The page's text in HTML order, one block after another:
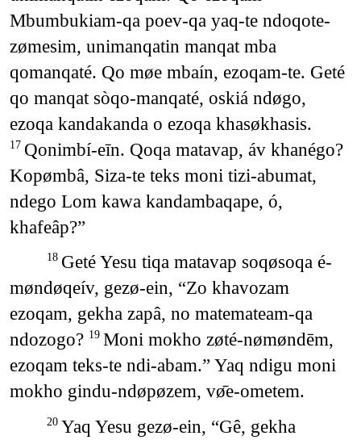
Mbumbukiam-qa poev-qa yaq-te ndoqote-
zømesim, unimanqatin manqat mba
qomanqaté. Qo møe mbaín, ezoqam-te. Geté
qo manqat sòqo-manqaté, oskiá ndøgo,
ezoqa kandakanda o ezoqa khasøkhasis.
17 Qonimbí-eīn. Qoqa matavap, áv khanégo?
Kopømbâ, Siza-te teks moni tizi-abumat,
ndego Lom kawa kandambaqape, ó,
khafeâp?”
18 Geté Yesu tiqa matavap soqøsoqa é-
møndøqeív, gezø-ein, “Zo khavozam
ezoqam, gekha zapâ, no matemateam-qa
ndozogo? 19 Moni mokho zøté-nømøndēm,
ezoqam teks-te ndi-abam.” Yaq ndigu moni
mokho gindu-ndøpøzem, vø̄e-ometem.
20 Yaq Yesu gezø-ein, “Gê, gekha